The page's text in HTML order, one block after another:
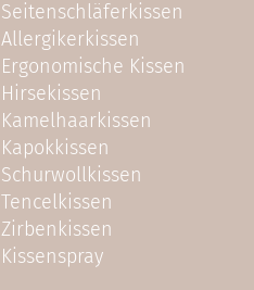
Seitenschläferkissen
Allergikerkissen
Ergonomische Kissen
Hirsekissen
Kamelhaarkissen
Kapokkissen
Schurwollkissen
Tencelkissen
Zirbenkissen
Kissenspray